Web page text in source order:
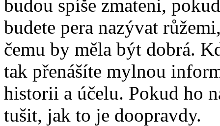
budou spíše zmateni,
budete pera nazývat
čemu by měla být dobrá.
tak přenášíte mylnou
historii a účelu. Pokud ho
tušit, jak to je doopravdy.